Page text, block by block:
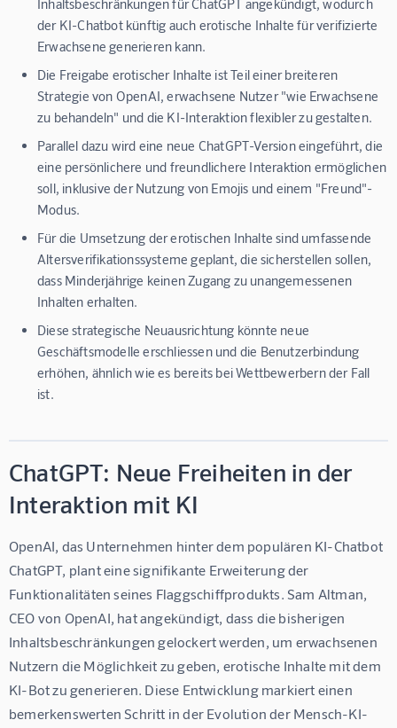
Inhaltsbeschränkungen für ChatGPT angekündigt, wodurch
der KI-Chatbot künftig auch erotische Inhalte für verifizierte
Erwachsene generieren kann.
Die Freigabe erotischer Inhalte ist Teil einer breiteren
Strategie von OpenAI, erwachsene Nutzer "wie Erwachsene
zu behandeln" und die KI-Interaktion flexibler zu gestalten.
Parallel dazu wird eine neue ChatGPT-Version eingeführt, die
eine persönlichere und freundlichere Interaktion ermöglichen
soll, inklusive der Nutzung von Emojis und einem "Freund"-
Modus.
Für die Umsetzung der erotischen Inhalte sind umfassende
Altersverifikationssysteme geplant, die sicherstellen sollen,
dass Minderjährige keinen Zugang zu unangemessenen
Inhalten erhalten.
Diese strategische Neuausrichtung könnte neue
Geschäftsmodelle erschliessen und die Benutzerbindung
erhöhen, ähnlich wie es bereits bei Wettbewerbern der Fall
ist.
ChatGPT: Neue Freiheiten in der
Interaktion mit KI
OpenAI, das Unternehmen hinter dem populären KI-Chatbot
ChatGPT, plant eine signifikante Erweiterung der
Funktionalitäten seines Flaggschiffprodukts. Sam Altman,
CEO von OpenAI, hat angekündigt, dass die bisherigen
Inhaltsbeschränkungen gelockert werden, um erwachsenen
Nutzern die Möglichkeit zu geben, erotische Inhalte mit dem
KI-Bot zu generieren. Diese Entwicklung markiert einen
bemerkenswerten Schritt in der Evolution der Mensch-KI-